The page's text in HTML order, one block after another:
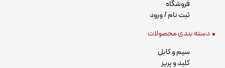
فروشگاه
ثبت نام / ورود
دسته بندی محصولات
سیم و کابل
کلید و پریز